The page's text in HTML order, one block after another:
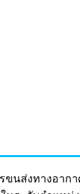
นส่งทางอาก